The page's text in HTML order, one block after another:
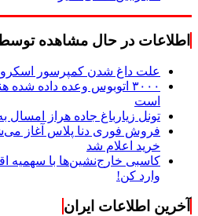
اطلاعات در حال مشاهده توسط
علت داغ شدن کمپرسور اسکرو
۳۰۰۰ اتوبوس وعده داده
است
تونل زیارباغ جاده هراز امسال
فروش فوری دنا پلاس آغاز
خرید اعلام شد
وارد کن!
آخرین اطلاعات ایران